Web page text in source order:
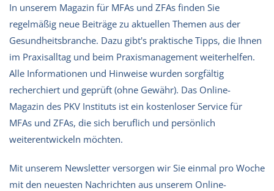
In unserem Magazin für MFAs und ZFAs finden Sie
regelmäßig neue Beiträge zu aktuellen Themen aus der
Gesundheitsbranche. Dazu gibt's praktische Tipps, die Ihnen
im Praxisalltag und beim Praxismanagement weiterhelfen.
Alle Informationen und Hinweise wurden sorgfältig
recherchiert und geprüft (ohne Gewähr). Das Online-
Magazin des PKV Instituts ist ein kostenloser Service für
MFAs und ZFAs, die sich beruflich und persönlich
weiterentwickeln möchten.
Mit unserem Newsletter versorgen wir Sie einmal pro Woche
mit den neuesten Nachrichten aus unserem Online-